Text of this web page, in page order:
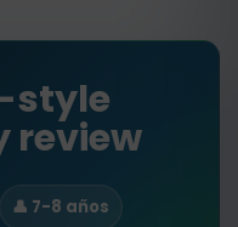
style
review
👤 7-8 años